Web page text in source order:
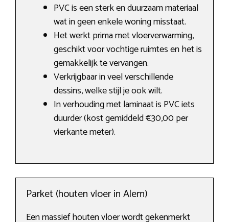
PVC is een sterk en duurzaam materiaal
wat in geen enkele woning misstaat.
Het werkt prima met vloerverwarming,
geschikt voor vochtige ruimtes en het is
gemakkelijk te vervangen.
Verkrijgbaar in veel verschillende
dessins, welke stijl je ook wilt.
In verhouding met laminaat is PVC iets
duurder (kost gemiddeld €30,00 per
vierkante meter).
Parket (houten vloer in Alem)
Een massief houten vloer wordt gekenmerkt